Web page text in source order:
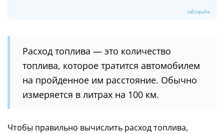
Расход топлива — это количество
топлива, которое тратится автомобилем
на пройденное им расстояние. Обычно
измеряется в литрах на 100 км.
Чтобы правильно вычислить расход топлива,